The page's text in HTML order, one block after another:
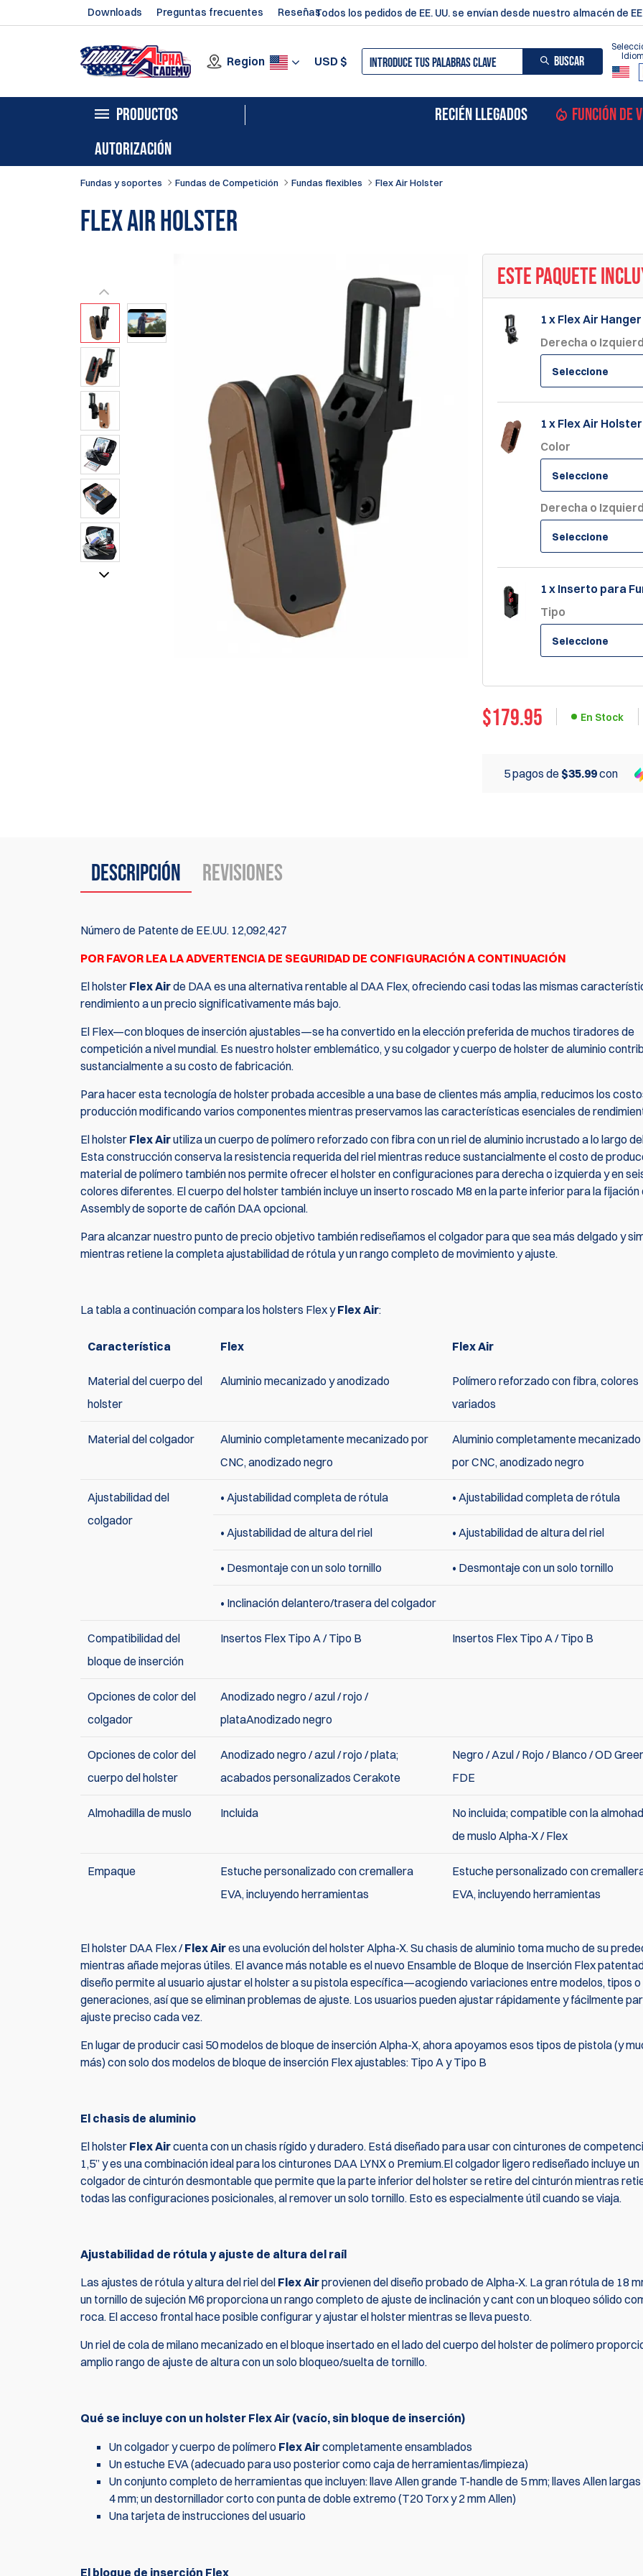
Downloads Preguntas frecuentes ReseñasTodos los pedidos de EE. UU. se envían desde nuestro almacén de
Region USD $ BUSCAR
PRODUCTOS RECIÉN LLEGADOS FUNCIÓN DE
AUTORIZACIÓN
Fundas y soportes Fundas de Competición Fundas flexibles Flex Air Holster
Flex Air Holster
ESTE PAQUETE
1 x Flex Air
Derecha o
Seleccione
1 x Flex Air
Color
Seleccione
Derecha o
Seleccione
1 x Inserto para
Tipo
Seleccione
$179.95 En Stock
5 pagos de $35.99con
Descripción Revisiones
Número de Patente de EE.UU. 12,092,427
POR FAVOR LEA LA ADVERTENCIA DE SEGURIDAD DE CONFIGURACIÓN A CONTINUACIÓN
El holster Flex Airde DAA es una alternativa rentable al DAA Flex, ofreciendo casi todas las mismas
rendimiento a un precio significativamente más bajo.
El Flex—con bloques de inserción ajustables—se ha convertido en la elección preferida de muchos tiradores de
competición a nivel mundial. Es nuestro holster emblemático, y su colgador y cuerpo de holster de aluminio
sustancialmente a su costo de fabricación.
Para hacer esta tecnología de holster probada accesible a una base de clientes más amplia, reducimos los
producción modificando varios componentes mientras preservamos las características esenciales de
El holster Flex Airutiliza un cuerpo de polímero reforzado con fibra con un riel de aluminio incrustado a lo largo
Esta construcción conserva la resistencia requerida del riel mientras reduce sustancialmente el costo de
material de polímero también nos permite ofrecer el holster en configuraciones para derecha o izquierda y en
colores diferentes. El cuerpo del holster también incluye un inserto roscado M8 en la parte inferior para la fijación
Assembly de soporte de cañón DAA opcional.
Para alcanzar nuestro punto de precio objetivo también rediseñamos el colgador para que sea más delgado y
mientras retiene la completa ajustabilidad de rótula y un rango completo de movimiento y ajuste.
La tabla a continuación compara los holsters Flex yFlex Air:
Característica Flex Flex Air
Material del cuerpo del
holster
Aluminio mecanizado y anodizado
Polímero reforzado con fibra, colores
variados
Material del colgador
Aluminio completamente mecanizado por
CNC, anodizado negro
Aluminio completamente mecanizado
por CNC, anodizado negro
Ajustabilidad del
colgador
• Ajustabilidad completa de rótula • Ajustabilidad completa de rótula
• Ajustabilidad de altura del riel • Ajustabilidad de altura del riel
• Desmontaje con un solo tornillo • Desmontaje con un solo tornillo
• Inclinación delantero/trasera del colgador
Compatibilidad del
bloque de inserción
Insertos Flex Tipo A / Tipo B Insertos Flex Tipo A / Tipo B
Opciones de color del
colgador
Anodizado negro / azul / rojo /
plataAnodizado negro
Opciones de color del
cuerpo del holster
Anodizado negro / azul / rojo / plata;
acabados personalizados Cerakote
Negro / Azul / Rojo / Blanco / OD
FDE
Almohadilla de muslo Incluida
No incluida; compatible con la
de muslo Alpha-X / Flex
Empaque
Estuche personalizado con cremallera
EVA, incluyendo herramientas
Estuche personalizado con
EVA, incluyendo herramientas
El holster DAA Flex /Flex Aires una evolución del holster Alpha-X. Su chasis de aluminio toma mucho de su
mientras añade mejoras útiles. El avance más notable es el nuevo Ensamble de Bloque de Inserción Flex
diseño permite al usuario ajustar el holster a su pistola específica—acogiendo variaciones entre modelos, tipos o
generaciones, así que se eliminan problemas de ajuste. Los usuarios pueden ajustar rápidamente y fácilmente
ajuste preciso cada vez.
En lugar de producir casi 50 modelos de bloque de inserción Alpha-X, ahora apoyamos esos tipos de pistola (y
más) con solo dos modelos de bloque de inserción Flex ajustables: Tipo A y Tipo B
El chasis de aluminio
El holster Flex Aircuenta con un chasis rígido y duradero. Está diseñado para usar con cinturones de
1,5” y es una combinación ideal para los cinturones DAA LYNX o Premium.El colgador ligero rediseñado incluye un
colgador de cinturón desmontable que permite que la parte inferior del holster se retire del cinturón mientras
todas las configuraciones posicionales, al remover un solo tornillo. Esto es especialmente útil cuando se viaja.
Ajustabilidad de rótula y ajuste de altura del raíl
Las ajustes de rótula y altura del riel del Flex Airprovienen del diseño probado de Alpha-X. La gran rótula de 18
un tornillo de sujeción M6 proporciona un rango completo de ajuste de inclinación y cant con un bloqueo sólido
roca. El acceso frontal hace posible configurar y ajustar el holster mientras se lleva puesto.
Un riel de cola de milano mecanizado en el bloque insertado en el lado del cuerpo del holster de polímero
amplio rango de ajuste de altura con un solo bloqueo/suelta de tornillo.
Qué se incluye con un holster Flex Air (vacío, sin bloque de inserción)
Un colgador y cuerpo de polímero Flex Aircompletamente ensamblados
Un estuche EVA (adecuado para uso posterior como caja de herramientas/limpieza)
Un conjunto completo de herramientas que incluyen: llave Allen grande T-handle de 5 mm; llaves Allen largas
4 mm; un destornillador corto con punta de doble extremo (T20 Torx y 2 mm Allen)
Una tarjeta de instrucciones del usuario
El bloque de inserción Flex
de Cañón
Alpha-X /
$24.95